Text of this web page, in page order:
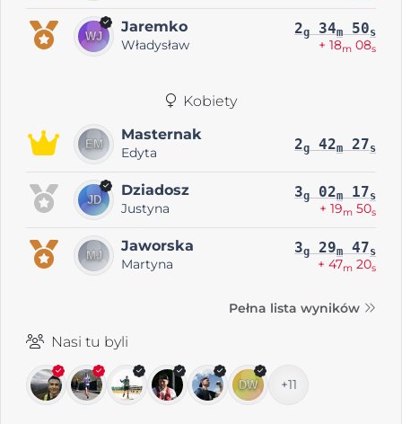
Jaremko
Władysław
2g 34m 50s
+ 18m 08s
Kobiety
Masternak
Edyta 2g 42m 27s
Dziadosz
Justyna
3g 02m 17s
+ 19m 50s
Jaworska
Martyna
3g 29m 47s
+ 47m 20s
Pełna lista wyników
Nasi tu byli
+11